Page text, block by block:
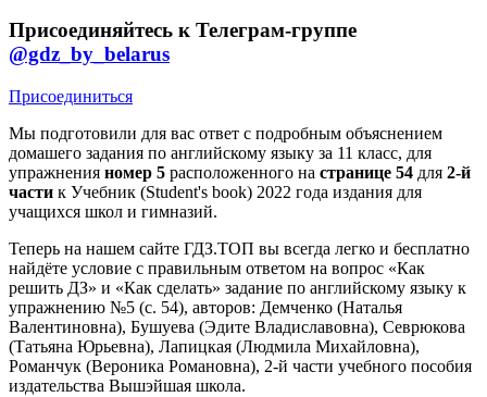
Присоединяйтесь к Телеграм-группе
@gdz_by_belarus
Присоединиться
Мы подготовили для вас ответ c подробным объяснением
домашего задания по английскому языку за 11 класс, для
упражнения номер 5 расположенного на странице 54 для 2-й
части к Учебник (Student's book) 2022 года издания для
учащихся школ и гимназий.
Теперь на нашем сайте ГДЗ.ТОП вы всегда легко и бесплатно
найдёте условие с правильным ответом на вопрос «Как
решить ДЗ» и «Как сделать» задание по английскому языку к
упражнению №5 (с. 54), авторов: Демченко (Наталья
Валентиновна), Бушуева (Эдите Владиславовна), Севрюкова
(Татьяна Юрьевна), Лапицкая (Людмила Михайловна),
Романчук (Вероника Романовна), 2-й части учебного пособия
издательства Вышэйшая школа.